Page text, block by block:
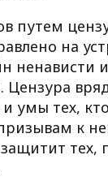
путем
на
ненависти и
умы тех, кто
к
тех,